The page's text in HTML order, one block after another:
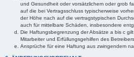
und Gesundheit oder vorsätzlichem oder grob
auf die bei Vertragsschluss typischerweise
der Höhe nach auf die vertragstypischen
auch für mittelbare Schäden, insbesondere
Die Haftungsbegrenzung der Absätze a bis c
Mitarbeiter und Erfüllungsgehilfen des Betreibers.
Ansprüche für eine Haftung aus zwingendem